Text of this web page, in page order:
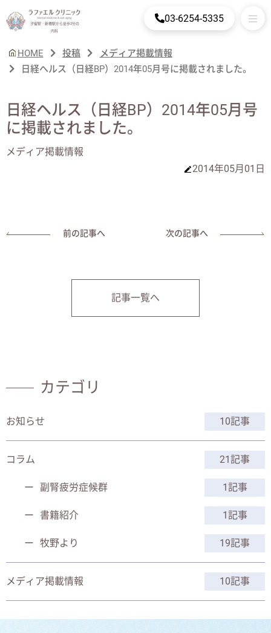
汐留駅・新橋駅から徒歩2分の
内科
03-6254-5335
HOME 投稿
メディア掲載情報
日経ヘルス（日経BP）2014年05月号に掲載されました。
日経ヘルス（日経BP）2014年05月号
に掲載されました。
メディア掲載情報
2014年05月01日
前の記事へ 次の記事へ
記事一覧へ
カテゴリ
お知らせ 10記事
コラム 21記事
副腎疲労症候群 1記事
書籍紹介 1記事
牧野より 19記事
メディア掲載情報 10記事